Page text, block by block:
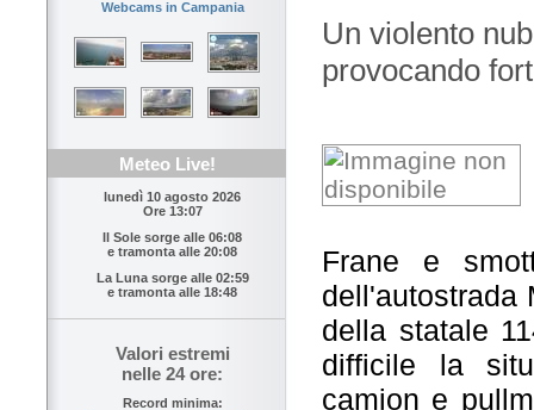
Webcams in Campania
Meteo Live!
lunedì 10 agosto 2026
Ore 13:07
Il Sole sorge alle 06:08
e tramonta alle 20:08
La Luna sorge alle 02:59
e tramonta alle 18:48
Valori estremi
nelle 24 ore:
Record minima:
Un violento
provocando
Frane e
dell'autostrada
della statale
difficile la
camion e